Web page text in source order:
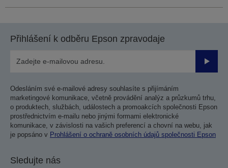
Přihlášení k odběru Epson zpravodaje
Odesláním své e-mailové adresy souhlasíte s přijímáním
marketingové komunikace, včetně provádění analýz a průzkumů trhu,
o produktech, službách, událostech a promoakcích společnosti Epson
prostřednictvím e-mailu nebo jinými formami elektronické
komunikace, v závislosti na vašich preferencí a chovní na webu, jak
je popsáno v Prohlášení o ochraně osobních údajů společnosti Epson
Sledujte nás